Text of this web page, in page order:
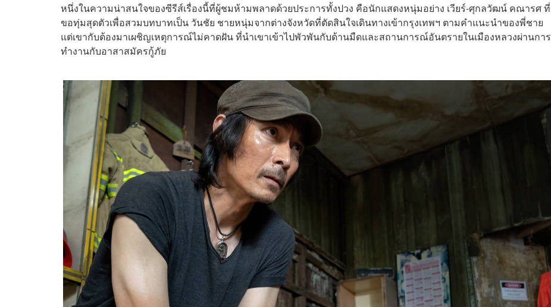
หนึ่งในความน่าสนใจของซีรีส์เรื่องนี้ที่ผู้ชมห้ามพลาดด้วยประการทั้งปวง คือนักแสดงหนุ่มอย่าง เวียร์-ศุกลวัฒน์ คณารศ ที่
ขอทุ่มสุดตัวเพื่อสวมบทบาทเป็น วันชัย ชายหนุ่มจากต่างจังหวัดที่ตัดสินใจเดินทางเข้ากรุงเทพฯ ตามคำแนะนำของพี่ชาย
แต่เขากับต้องมาเผชิญเหตุการณ์ไม่คาดฝัน ที่นำเขาเข้าไปพัวพันกับด้านมืดและสถานการณ์อันตรายในเมืองหลวงผ่านการ
ทำงานกับอาสาสมัครกู้ภัย